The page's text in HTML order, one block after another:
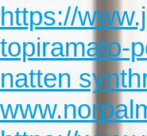
https://
topiramato-
natten